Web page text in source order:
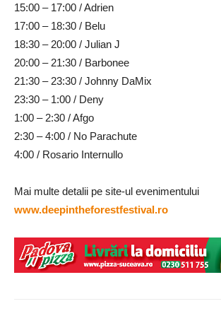
15:00 – 17:00 / Adrien
17:00 – 18:30 / Belu
18:30 – 20:00 / Julian J
20:00 – 21:30 / Barbonee
21:30 – 23:30 / Johnny DaMix
23:30 – 1:00 / Deny
1:00 – 2:30 / Afgo
2:30 – 4:00 / No Parachute
4:00 / Rosario Internullo
Mai multe detalii pe site-ul evenimentului
www.deepintheforestfestival.ro